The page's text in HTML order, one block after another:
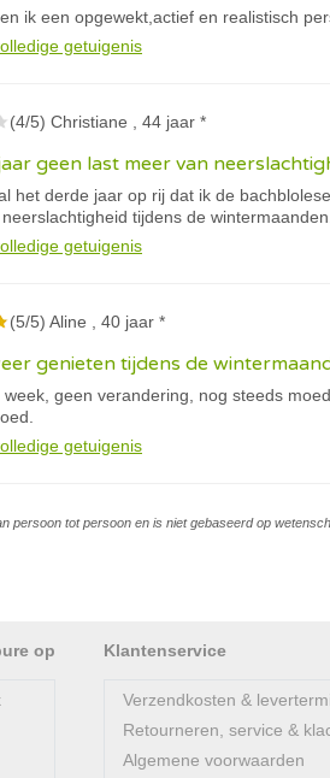
ik een opgewekt,actief en realistisch
getuigenis
(4/5) Christiane , 44 jaar *
geen last meer van
het derde jaar op rij dat ik de
tijdens de wintermaanden.
getuigenis
(5/5) Aline , 40 jaar *
genieten tijdens de
week, geen verandering, nog steeds
getuigenis
persoon tot persoon en is niet gebaseerd op
op Klantenservice
Verzendkosten &
Retourneren, service &
Algemene voorwaarden